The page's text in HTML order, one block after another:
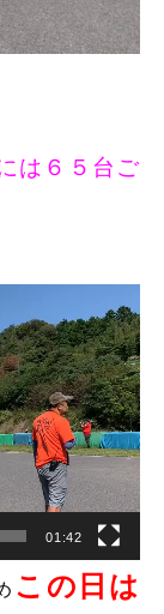
は６５台ご
01:42
この日は